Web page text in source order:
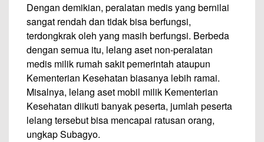
Dengan demikian, peralatan medis yang bernilai
sangat rendah dan tidak bisa berfungsi,
terdongkrak oleh yang masih berfungsi. Berbeda
dengan semua itu, lelang aset non-peralatan
medis milik rumah sakit pemerintah ataupun
Kementerian Kesehatan biasanya lebih ramai.
Misalnya, lelang aset mobil milik Kementerian
Kesehatan diikuti banyak peserta, jumlah peserta
lelang tersebut bisa mencapai ratusan orang,
ungkap Subagyo.